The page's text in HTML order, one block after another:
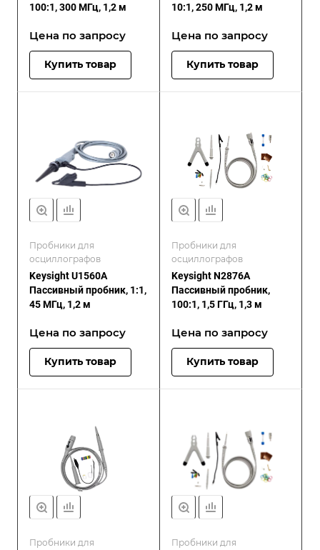
100:1, 300 МГц, 1,2 м
Цена по запросу
Купить товар
10:1, 250 МГц, 1,2 м
Цена по запросу
Купить товар
Пробники для
осциллографов
Keysight U1560A
Пассивный пробник, 1:1,
45 МГц, 1,2 м
Цена по запросу
Купить товар
Пробники для
осциллографов
Keysight N2876A
Пассивный пробник,
100:1, 1,5 ГГц, 1,3 м
Цена по запросу
Купить товар
Пробники для
Пробники для